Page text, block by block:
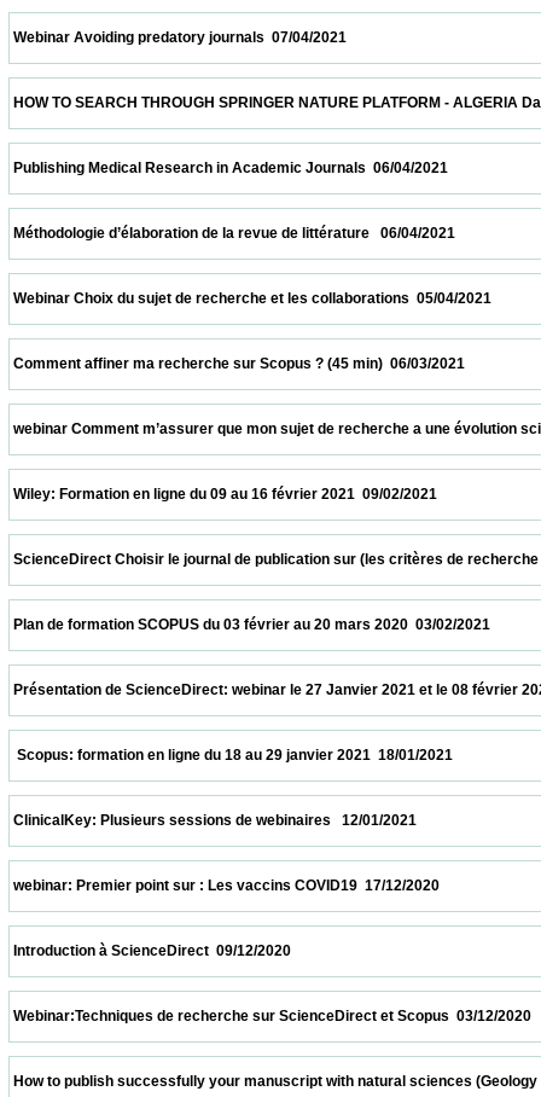
Webinar Avoiding predatory journals  07/04/2021
HOW TO SEARCH THROUGH SPRINGER NATURE PLATFORM -
Publishing Medical Research in Academic Journals  06/04/
Méthodologie d’élaboration de la revue de littérature   06/04/
Webinar Choix du sujet de recherche et les collaborations  05/
Comment affiner ma recherche sur Scopus ? (45 min)  06/03/
webinar Comment m’assurer que mon sujet de recherche a une
Wiley: Formation en ligne du 09 au 16 février 2021  09/02/2021
ScienceDirect Choisir le journal de publication sur (les critères de
Plan de formation SCOPUS du 03 février au 20 mars 2020  03/
Présentation de ScienceDirect: webinar le 27 Janvier 2021 et le 08
Scopus: formation en ligne du 18 au 29 janvier 2021  18/01/
ClinicalKey: Plusieurs sessions de webinaires   12/01/2021
webinar: Premier point sur : Les vaccins COVID19  17/12/2020
Introduction à ScienceDirect  09/12/2020
Webinar:Techniques de recherche sur ScienceDirect et Scopus
How to publish successfully your manuscript with natural sciences